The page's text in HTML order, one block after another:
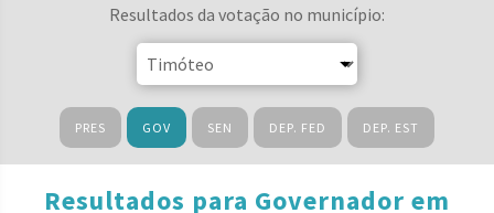
Resultados da votação no município:
PRES GOV SEN DEP. FED DEP. EST
Resultados para Governador em